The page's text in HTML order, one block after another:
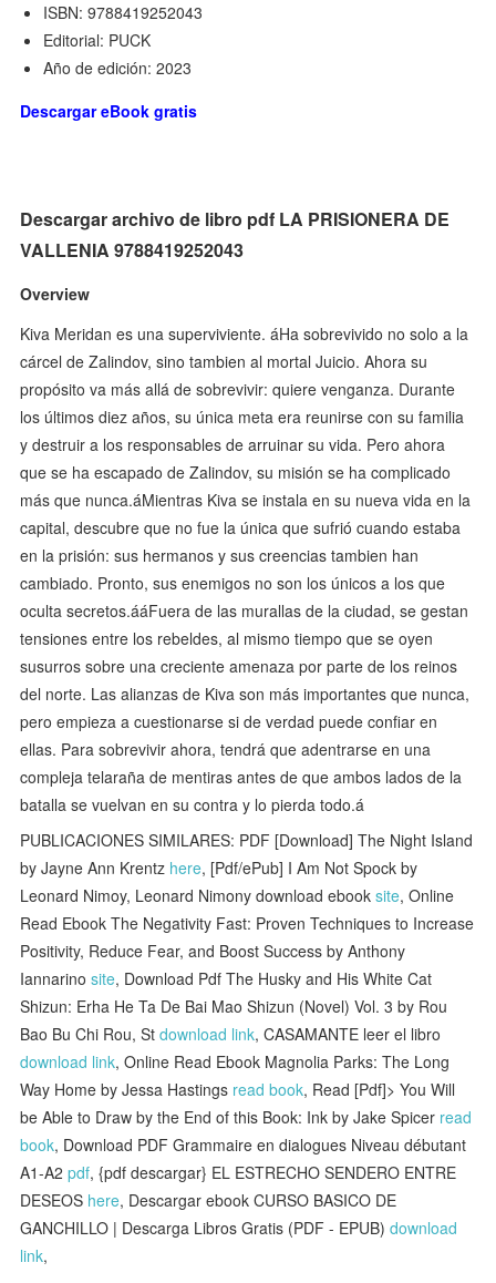
ISBN: 9788419252043
Editorial: PUCK
Año de edición: 2023
Descargar eBook gratis
Descargar archivo de libro pdf LA PRISIONERA DE
VALLENIA 9788419252043
Overview
Kiva Meridan es una superviviente. áHa sobrevivido no solo a la
cárcel de Zalindov, sino tambien al mortal Juicio. Ahora su
propósito va más allá de sobrevivir: quiere venganza. Durante
los últimos diez años, su única meta era reunirse con su familia
y destruir a los responsables de arruinar su vida. Pero ahora
que se ha escapado de Zalindov, su misión se ha complicado
más que nunca.áMientras Kiva se instala en su nueva vida en la
capital, descubre que no fue la única que sufrió cuando estaba
en la prisión: sus hermanos y sus creencias tambien han
cambiado. Pronto, sus enemigos no son los únicos a los que
oculta secretos.ááFuera de las murallas de la ciudad, se gestan
tensiones entre los rebeldes, al mismo tiempo que se oyen
susurros sobre una creciente amenaza por parte de los reinos
del norte. Las alianzas de Kiva son más importantes que nunca,
pero empieza a cuestionarse si de verdad puede confiar en
ellas. Para sobrevivir ahora, tendrá que adentrarse en una
compleja telaraña de mentiras antes de que ambos lados de la
batalla se vuelvan en su contra y lo pierda todo.á
PUBLICACIONES SIMILARES: PDF [Download] The Night Island
by Jayne Ann Krentz here, [Pdf/ePub] I Am Not Spock by
Leonard Nimoy, Leonard Nimony download ebooksite, Online
Read Ebook The Negativity Fast: Proven Techniques to Increase
Positivity, Reduce Fear, and Boost Success by Anthony
Iannarinosite, Download Pdf The Husky and His White Cat
Shizun: Erha He Ta De Bai Mao Shizun (Novel) Vol. 3 by Rou
Bao Bu Chi Rou, Stdownload link, CASAMANTE leer el libro
download link, Online Read Ebook Magnolia Parks: The Long
Way Home by Jessa Hastings read book, Read [Pdf]> You Will
be Able to Draw by the End of this Book: Ink by Jake Spicer read
book, Download PDF Grammaire en dialogues Niveau débutant
A1-A2pdf, {pdf descargar} EL ESTRECHO SENDERO ENTRE
DESEOS here, Descargar ebook CURSO BASICO DE
GANCHILLO | Descarga Libros Gratis (PDF - EPUB)download
link,